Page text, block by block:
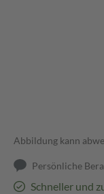
Abbildung kann
Persönliche
Schneller und